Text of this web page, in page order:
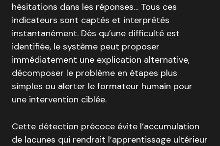
hésitations dans les réponses… Tous ces
indicateurs sont captés et interprétés
instantanément. Dès qu’une difficulté est
identifiée, le système peut proposer
immédiatement une explication alternative,
décomposer le problème en étapes plus
simples ou alerter le formateur humain pour
une intervention ciblée.
Cette détection précoce évite l’accumulation
de lacunes qui rendrait l’apprentissage ultérieur